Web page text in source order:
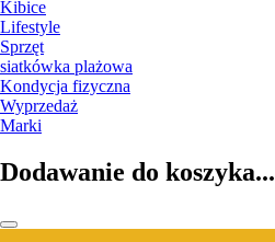
Kibice
Lifestyle
Sprzęt
siatkówka plażowa
Kondycja fizyczna
Wyprzedaż
Marki
Dodawanie do koszyka...